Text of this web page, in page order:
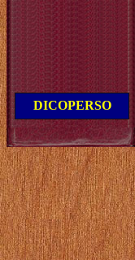
DICOPERSO